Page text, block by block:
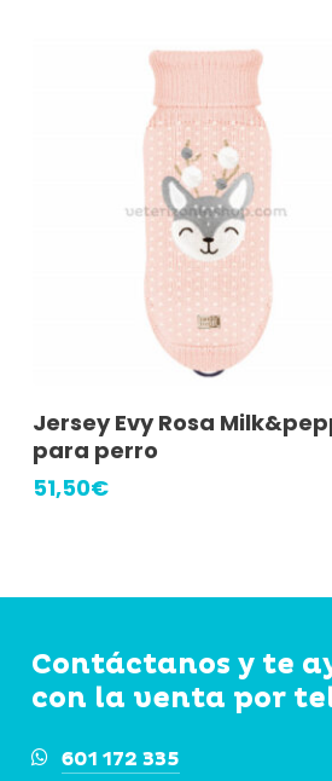
Seleccionar Opciones
producto
tiene
se
pueden
en
Jersey Evy Rosa
para perro
51,50€
Contáctanos y te
con la venta por
601 172 335